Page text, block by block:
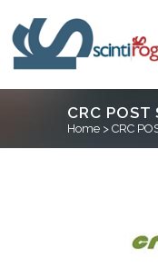
CRC POST
Home > CRC